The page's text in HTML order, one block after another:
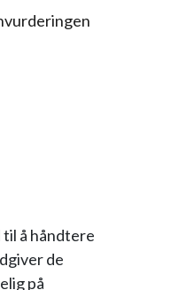
å håndtere
de
på